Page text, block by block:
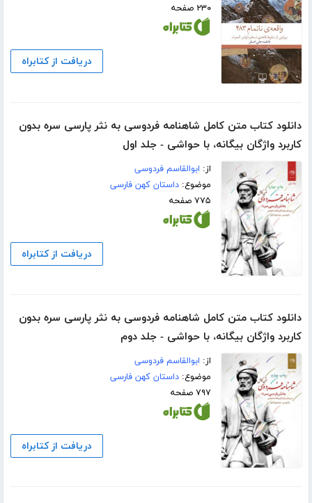
۲۳۰ صفحه
دریافت از کتابراه
دانلود کتاب متن کامل شاهنامه فردوسی به نثر پارسی سره بدون
کاربرد واژگان بیگانه، با حواشی - جلد اول
از: ابوالقاسم فردوسی
موضوع:داستان کهن فارسی
۷۷۵ صفحه
دریافت از کتابراه
دانلود کتاب متن کامل شاهنامه فردوسی به نثر پارسی سره بدون
کاربرد واژگان بیگانه، با حواشی - جلد دوم
از: ابوالقاسم فردوسی
موضوع:داستان کهن فارسی
۷۹۷ صفحه
دریافت از کتابراه